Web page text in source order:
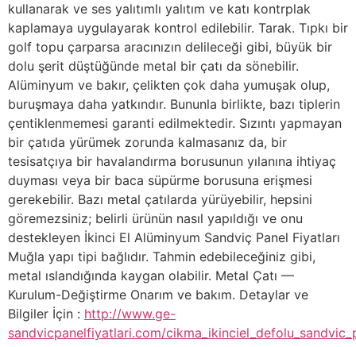
kullanarak ve ses yalıtımlı yalıtım ve katı kontrplak
kaplamaya uygulayarak kontrol edilebilir. Tarak. Tıpkı bir
golf topu çarparsa aracınızın delileceği gibi, büyük bir
dolu şerit düştüğünde metal bir çatı da sönebilir.
Alüminyum ve bakır, çelikten çok daha yumuşak olup,
buruşmaya daha yatkındır. Bununla birlikte, bazı tiplerin
çentiklenmemesi garanti edilmektedir. Sızıntı yapmayan
bir çatıda yürümek zorunda kalmasanız da, bir
tesisatçıya bir havalandırma borusunun yılanına ihtiyaç
duyması veya bir baca süpürme borusuna erişmesi
gerekebilir. Bazı metal çatılarda yürüyebilir, hepsini
göremezsiniz; belirli ürünün nasıl yapıldığı ve onu
destekleyen İkinci El Alüminyum Sandviç Panel Fiyatları
Muğla yapı tipi bağlıdır. Tahmin edebileceğiniz gibi,
metal ıslandığında kaygan olabilir. Metal Çatı —
Kurulum-Değiştirme Onarım ve bakım. Detaylar ve
Bilgiler İçin : http://www.ge-
sandvicpanelfiyatlari.com/